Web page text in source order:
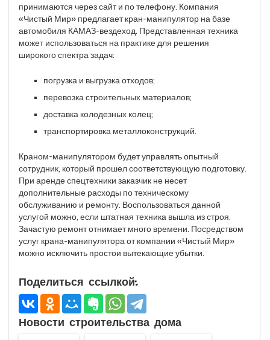
принимаются через сайт и по телефону. Компания
«Чистый Мир» предлагает кран-манипулятор на базе
автомобиля КАМАЗ-вездеход. Представленная техника
может использоваться на практике для решения
широкого спектра задач:
погрузка и выгрузка отходов;
перевозка строительных материалов;
доставка колодезных колец;
транспортировка металлоконструкций.
Краном-манипулятором будет управлять опытный
сотрудник, который прошел соответствующую подготовку.
При аренде спецтехники заказчик не несет
дополнительные расходы по техническому
обслуживанию и ремонту. Воспользоваться данной
услугой можно, если штатная техника вышла из строя.
Зачастую ремонт отнимает много времени. Посредством
услуг крана-манипулятора от компании «Чистый Мир»
можно исключить простои вытекающие убытки.
Поделиться ссылкой:
Новости строительства дома